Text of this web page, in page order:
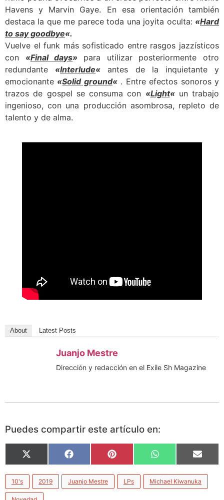
Havens y Marvin Gaye. En esa orientación también
destaca la que me parece toda una joyita oculta: «Hard
to say goodbye«.
Vuelve el funk más sofisticado entre rasgos jazzísticos
con «Final days» para utilizar posteriormente otro
redundante «Interlude« antes de la inquietante y
emocionante «Solid ground«. Entre efectos sonoros y
trazos de gospel se consuma con «Light«un trabajo
ingenioso, con una producción asombrosa, repleto de
talento y de alma.
About Latest Posts
Juanjo Mestre
Dirección y redacción en el Exile Sh Magazine
Puedes compartir este artículo en:
X
(Twitter)
Facebook Pinterest WhatsApp Email
10's 2019 Juanjo Mestre LPs Michael Kiwanuka